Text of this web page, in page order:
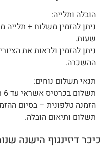
הובלה ותלייה:
שעות.
ניתן להזמין ולראות את
ההשכרה.
תנאי תשלום נוחים:
תשלום בכרטיס אשראי עד 6 תשלומים ללא ריבית.
הזמנה טלפונית – בסיום
תשלום ותיאום הובלה.
כיכר דיזינגוף הישנה